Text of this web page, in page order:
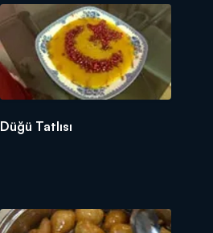
Düğü Tatlısı